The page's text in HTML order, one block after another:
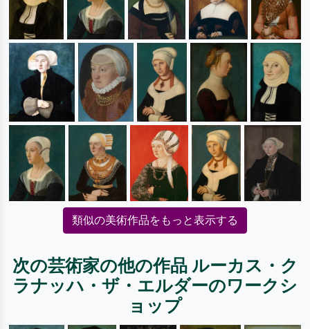
類似の美術作品をもっと表示する
次の芸術家の他の作品 ルーカス・ク
ラナッハ・ザ・エルダーのワークシ
ョップ